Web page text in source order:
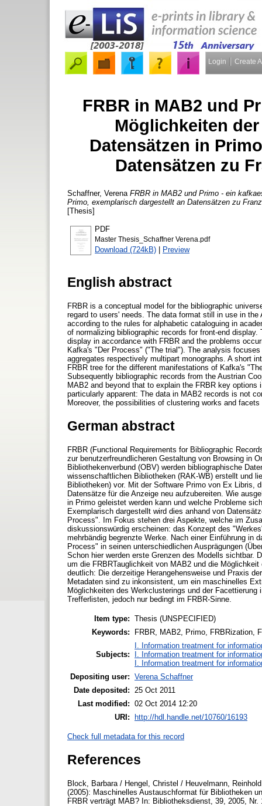
Login Create
FRBR in MAB2 und
Möglichkeiten
Datensätzen in
Datensätzen zu
Schaffner, Verena FRBR in MAB2 und Primo - ein
Primo, exemplarisch dargestellt an Datensätzen zu
[Thesis]
PDF
Master Thesis_Schaffner Verena.pdf
Download (724kB) | Preview
English abstract
FRBR is a conceptual model for the bibliographic
regard to users' needs. The data format still in use in
according to the rules for alphabetic cataloguing in
of normalizing bibliographic records for front-end
display in accordance with FRBR and the problems
Kafka's "Der Process" ("The trial"). The analysis
aggregates respectively multipart monographs. A short
FRBR tree for the different manifestations of Kafka's
Subsequently bibliographic records from the Austrian
MAB2 and beyond that to explain the FRBR key
particularly apparent: The data in MAB2 records is not
Moreover, the possibilities of clustering works and
German abstract
FRBR (Functional Requirements for Bibliographic
zur benutzerfreundlicheren Gestaltung von Browsing in
Bibliothekenverbund (OBV) werden bibliographische
wissenschaftlichen Bibliotheken (RAK-WB) erstellt und
Bibliotheken) vor. Mit der Software Primo von Ex Libris,
Datensätze für die Anzeige neu aufzubereiten. Wie
in Primo geleistet werden kann und welche Probleme
Exemplarisch dargestellt wird dies anhand von
Process". Im Fokus stehen drei Aspekte, welche im
diskussionswürdig erscheinen: das Konzept des
mehrbändig begrenzte Werke. Nach einer Einführung in
Process" in seinen unterschiedlichen Ausprägungen
Schon hier werden erste Grenzen des Modells sichtbar.
um die FRBRTauglichkeit von MAB2 und die
deutlich: Die derzeitige Herangehensweise und Praxis
Metadaten sind zu inkonsistent, um ein maschinelles
Möglichkeiten des Werkclusterings und der
Trefferlisten, jedoch nur bedingt im FRBR-Sinne.
Item type: Thesis (UNSPECIFIED)
Keywords:
FRBR, MAB2, Primo, FRBRization,
Subjects:
I. Information treatment for
I. Information treatment for
I. Information treatment for
Depositing user: Verena Schaffner
Date deposited:
25 Oct 2011
Last modified: 02 Oct 2014 12:20
URI:
http://hdl.handle.net/10760/16193
Check full metadata for this record
References
Block, Barbara / Hengel, Christel / Heuvelmann,
(2005): Maschinelles Austauschformat für Bibliotheken
FRBR verträgt MAB? In: Bibliotheksdienst, 39, 2005,